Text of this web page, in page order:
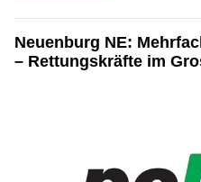
Neuenburg NE:
– Rettungskräfte im